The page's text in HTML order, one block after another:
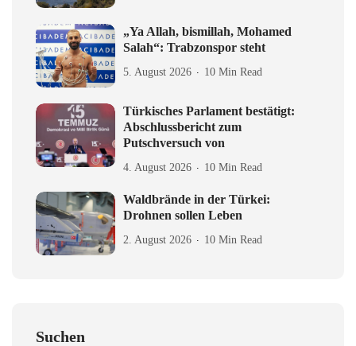
„Ya Allah, bismillah, Mohamed
Salah“: Trabzonspor steht
5. August 2026 10 Min Read
Türkisches Parlament bestätigt:
Abschlussbericht zum
Putschversuch von
4. August 2026 10 Min Read
Waldbrände in der Türkei:
Drohnen sollen Leben
2. August 2026 10 Min Read
Suchen